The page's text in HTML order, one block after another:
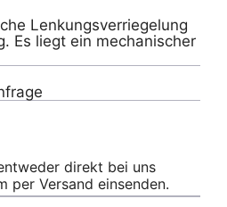
Lenkungsverriegelung
Es liegt ein mechanischer
direkt bei uns
per Versand einsenden.